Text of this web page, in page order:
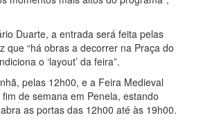
Duarte, a entrada será feita pelas
que “há obras a decorrer na Praça do
o ‘layout’ da feira”.
pelas 12h00, e a Feira Medieval
de semana em Penela, estando
as portas das 12h00 até às 19h00.